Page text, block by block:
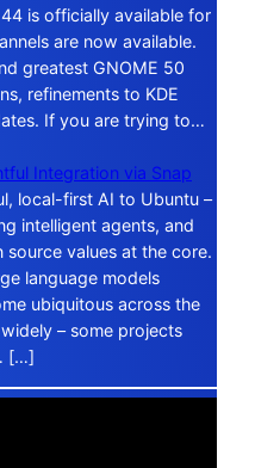
is officially available for
are now available.
greatest GNOME 50
refinements to KDE
If you are trying to…
Integration via Snap
local-first AI to Ubuntu –
intelligent agents, and
values at the core.
language models
ubiquitous across the
– some projects
[…]